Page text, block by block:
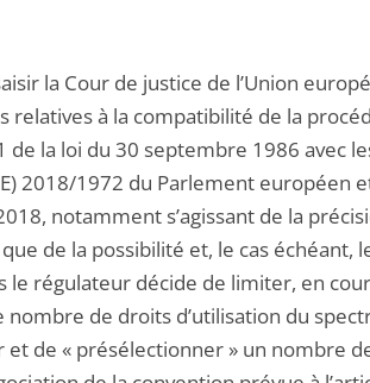
la Cour de justice de l’Union
relatives à la compatibilité de la
de la loi du 30 septembre 1986 avec
2018/1972 du Parlement européen
notamment s’agissant de la
de la possibilité et, le cas échéant,
le régulateur décide de limiter, en
nombre de droits d’utilisation du
de « présélectionner » un nombre